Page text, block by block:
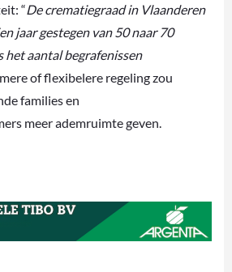
“De crematiegraad in Vlaanderen
jaar gestegen van 50 naar 70
het aantal begrafenissen
of flexibelere regeling zou
families en
meer ademruimte geven.